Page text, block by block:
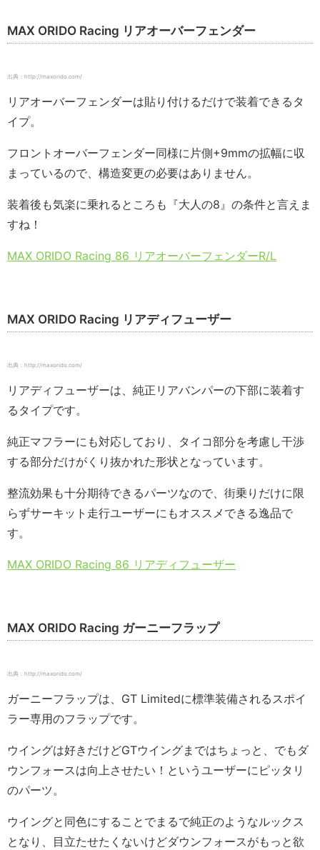
MAX ORIDO Racing リアオーバーフェンダー
出典：http://maxorido.com/
リアオーバーフェンダーは貼り付けるだけで装着できるタ
イプ。
フロントオーバーフェンダー同様に片側+9mmの拡幅に収
まっているので、構造変更の必要はありません。
装着後も気楽に乗れるところも『大人の8』の条件と言えま
すね！
MAX ORIDO Racing 86 リアオーバーフェンダーR/L
MAX ORIDO Racing リアディフューザー
出典：http://maxorido.com/
リアディフューザーは、純正リアバンパーの下部に装着す
るタイプです。
純正マフラーにも対応しており、タイコ部分を考慮し干渉
する部分だけがくり抜かれた形状となっています。
整流効果も十分期待できるパーツなので、街乗りだけに限
らずサーキット走行ユーザーにもオススメできる逸品で
す。
MAX ORIDO Racing 86 リアディフューザー
MAX ORIDO Racing ガーニーフラップ
出典：http://maxorido.com/
ガーニーフラップは、GT Limitedに標準装備されるスポイ
ラー専用のフラップです。
ウイングは好きだけどGTウイングまではちょっと、でもダ
ウンフォースは向上させたい！というユーザーにピッタリ
のパーツ。
ウイングと同色にすることでまるで純正のようなルックス
となり、目立たせたくないけどダウンフォースがもっと欲